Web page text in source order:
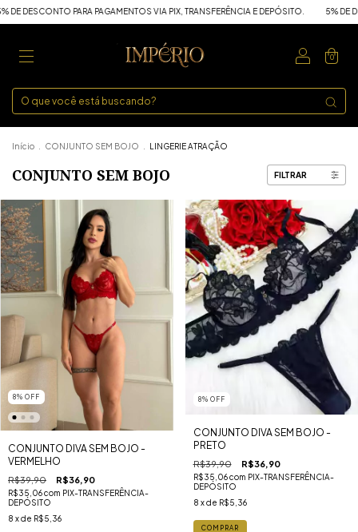
VIA PIX, TRANSFERÊNCIA E DEPÓSITO. 5% DE DESCONTO PARA
0
Início CONJUNTO SEM BOJO LINGERIE ATRAÇÃO
CONJUNTO SEM BOJO FILTRAR
8% OFF
CONJUNTO DIVA SEM BOJO -
VERMELHO
R$39,90 R$36,90
R$35,06com PIX-TRANSFERÊNCIA-
DEPÓSITO
8 x de R$5,36
8% OFF
CONJUNTO DIVA SEM BOJO -
PRETO
R$39,90 R$36,90
R$35,06com PIX-TRANSFERÊNCIA-
DEPÓSITO
8 x de R$5,36
COMPRAR